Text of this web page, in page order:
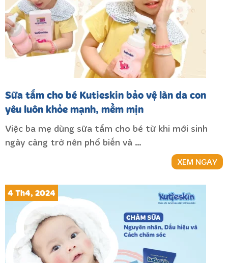
Sữa tắm cho bé Kutieskin bảo vệ làn da con
yêu luôn khỏe mạnh, mềm mịn
Việc ba mẹ dùng sữa tắm cho bé từ khi mới sinh
ngày càng trở nên phổ biến và …
XEM NGAY
4 Th4, 2024